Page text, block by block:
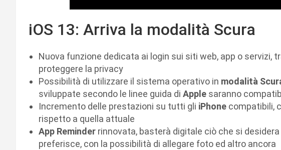
iOS 13: Arriva la modalità Scura
Nuova funzione dedicata ai login sui siti web, app o servizi,
proteggere la privacy
Possibilità di utilizzare il sistema operativo in modalità
sviluppate secondo le linee guida di Apple saranno
Incremento delle prestazioni su tutti gli iPhone compatibili,
rispetto a quella attuale
App Reminder rinnovata, basterà digitale ciò che si
preferisce, con la possibilità di allegare foto ed altro ancora